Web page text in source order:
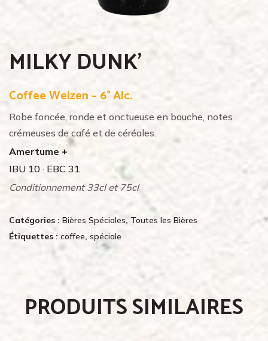
MILKY DUNK’
Coffee Weizen – 6° Alc.
Robe foncée, ronde et onctueuse en bouche, notes
crémeuses de café et de céréales.
Amertume +
IBU 10 · EBC 31
Conditionnement 33cl et 75cl
Catégories : Bières Spéciales, Toutes les Bières
Étiquettes : coffee, spéciale
PRODUITS SIMILAIRES